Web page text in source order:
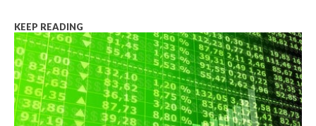
KEEP READING